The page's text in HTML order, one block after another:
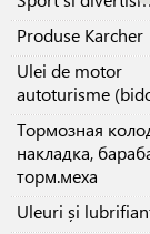
Produse Karcher
Ulei de motor
autoturisme
Тормозная
накладка,
торм.меха
Uleuri și